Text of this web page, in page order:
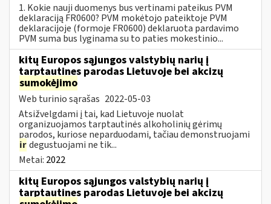
1. Kokie nauji duomenys bus vertinami pateikus PVM
deklaraciją FR0600? PVM mokėtojo pateiktoje PVM
deklaracijoje (formoje FR0600) deklaruota pardavimo
PVM suma bus lyginama su to paties mokestinio...
kitų Europos sąjungos valstybių narių į
tarptautines parodas Lietuvoje bei akcizų
sumokėjimo
Web turinio sąrašas 2022-05-03
Atsižvelgdami į tai, kad Lietuvoje nuolat
organizuojamos tarptautinės alkoholinių gėrimų
parodos, kuriose neparduodami, tačiau demonstruojami
irdegustuojami ne tik...
Metai: 2022
kitų Europos sąjungos valstybių narių į
tarptautines parodas Lietuvoje bei akcizų